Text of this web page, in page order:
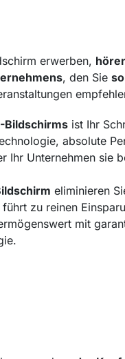
erwerben,
, den Sie
Bildschirms ist Ihr
absolute
Ihr Unternehmen sie
eliminieren
zu reinen
mit